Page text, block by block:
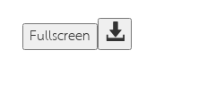
Fullscreen